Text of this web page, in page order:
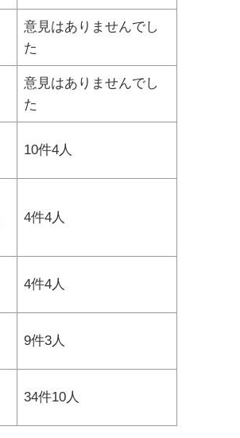
意見はありませんでし
た
意見はありませんでし
た
10件4人
4件4人
4件4人
9件3人
34件10人